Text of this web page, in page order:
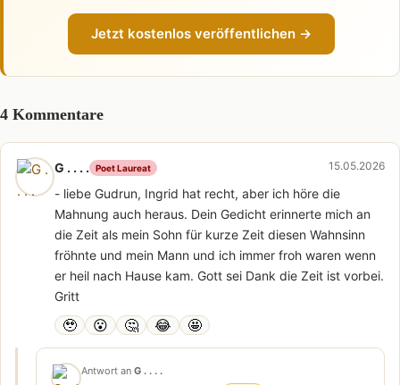
Jetzt kostenlos veröffentlichen →
4 Kommentare
G . . . . Poet Laureat 15.05.2026
- liebe Gudrun, Ingrid hat recht, aber ich höre die
Mahnung auch heraus. Dein Gedicht erinnerte mich an
die Zeit als mein Sohn für kurze Zeit diesen Wahnsinn
fröhnte und mein Mann und ich immer froh waren wenn
er heil nach Hause kam. Gott sei Dank die Zeit ist vorbei.
Gritt
🥹 😮 🤔 😂 🤩
Antwort an G . . . .